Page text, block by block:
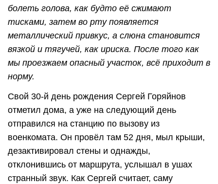
болеть голова, как будто её сжимают
тисками, затем во рту появляется
металлический привкус, а слюна становится
вязкой и тягучей, как ириска. После того как
мы проезжаем опасный участок, всё приходит в
норму.
Свой 30-й день рождения Сергей Горяйнов
отметил дома, а уже на следующий день
отправился на станцию по вызову из
военкомата. Он провёл там 52 дня, мыл крыши,
дезактивировал стены и однажды,
отклонившись от маршрута, услышал в ушах
странный звук. Как Сергей считает, саму